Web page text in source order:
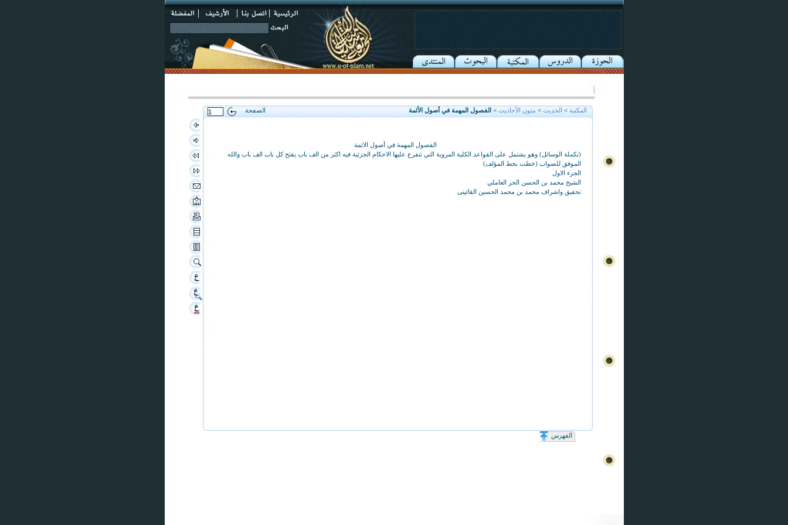
المكتبة > الحديث > متون الأحاديث > الفصول المهمة في أصول الأئمة الصفحة
الفصول المهمة في أصول الائمة
(تكملة الوسائل) وهو يشتمل على القواعد الكلية المروية التي تتفرع عليها الاحكام الجزئية فيه اكثر من الف باب يفتح كل باب الف باب والله
الموفق للصواب (خطت بخط المؤلف)
الجزء الاول
الشيخ محمد بن الحسن الحر العاملي
تحقيق واشراف محمد بن محمد الحسين القائينى
الفهرس